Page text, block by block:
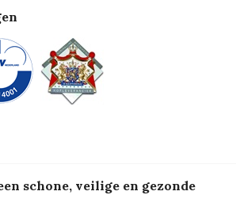
schone, veilige en gezonde